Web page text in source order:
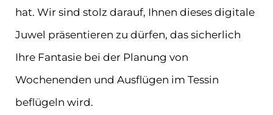
hat. Wir sind stolz darauf, Ihnen dieses digitale
Juwel präsentieren zu dürfen, das sicherlich
Ihre Fantasie bei der Planung von
Wochenenden und Ausflügen im Tessin
beflügeln wird.